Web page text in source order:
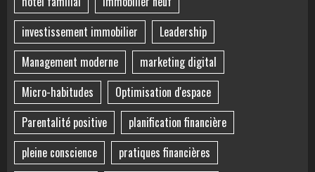
investissement immobilier
Leadership
Management moderne
marketing digital
Micro-habitudes
Optimisation d'espace
Parentalité positive
planification financière
pleine conscience
pratiques financières